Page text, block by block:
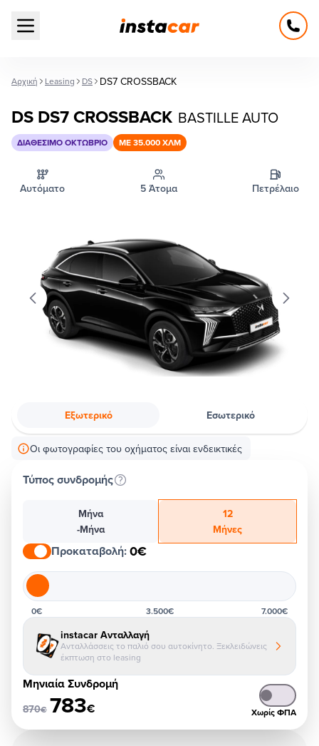
Open main menu
Αρχική Leasing DS DS7 CROSSBACK
DS DS7 CROSSBACK BASTILLE AUTO
ΔΙΑΘΈΣΙΜΟ ΟΚΤΏΒΡΙΟ ΜΕ 35.000 ΧΛΜ
Αυτόματο 5 Άτομα Πετρέλαιο
Εξωτερικό Εσωτερικό
Οι φωτογραφίες του οχήματος είναι ενδεικτικές
Τύπος συνδρομής
Μήνα
-Μήνα
12
Μήνες
Προκαταβολή:0€
0€ 3.500€ 7.000€
instacar Ανταλλαγή
Ανταλλάσσεις το παλιό σου αυτοκίνητο. Ξεκλειδώνεις
έκπτωση στο leasing
Μηνιαία Συνδρομή
870€ 783€ Χωρίς ΦΠΑ